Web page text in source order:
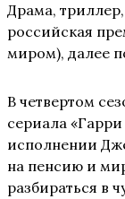
Драма,
российская
миром), далее
В четвертом
сериала
исполнении
на пенсию и
разбираться в